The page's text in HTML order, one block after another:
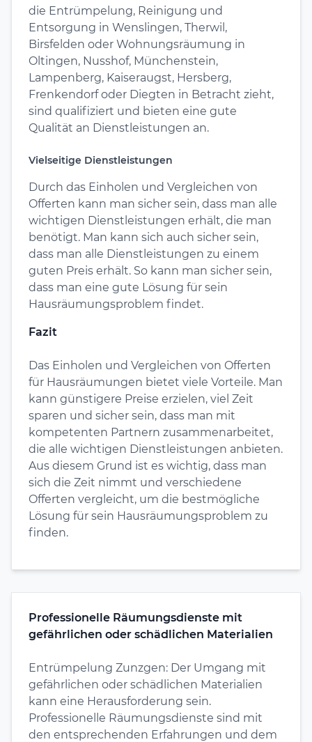
die Entrümpelung, Reinigung und
Entsorgung in Wenslingen, Therwil,
Birsfelden oder Wohnungsräumung in
Oltingen, Nusshof, Münchenstein,
Lampenberg, Kaiseraugst, Hersberg,
Frenkendorf oder Diegten in Betracht zieht,
sind qualifiziert und bieten eine gute
Qualität an Dienstleistungen an.
Vielseitige Dienstleistungen
Durch das Einholen und Vergleichen von
Offerten kann man sicher sein, dass man alle
wichtigen Dienstleistungen erhält, die man
benötigt. Man kann sich auch sicher sein,
dass man alle Dienstleistungen zu einem
guten Preis erhält. So kann man sicher sein,
dass man eine gute Lösung für sein
Hausräumungsproblem findet.
Fazit
Das Einholen und Vergleichen von Offerten
für Hausräumungen bietet viele Vorteile. Man
kann günstigere Preise erzielen, viel Zeit
sparen und sicher sein, dass man mit
kompetenten Partnern zusammenarbeitet,
die alle wichtigen Dienstleistungen anbieten.
Aus diesem Grund ist es wichtig, dass man
sich die Zeit nimmt und verschiedene
Offerten vergleicht, um die bestmögliche
Lösung für sein Hausräumungsproblem zu
finden.
Professionelle Räumungsdienste mit
gefährlichen oder schädlichen Materialien
Entrümpelung Zunzgen: Der Umgang mit
gefährlichen oder schädlichen Materialien
kann eine Herausforderung sein.
Professionelle Räumungsdienste sind mit
den entsprechenden Erfahrungen und dem